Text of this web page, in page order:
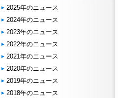
2025年のニュース
2024年のニュース
2023年のニュース
2022年のニュース
2021年のニュース
2020年のニュース
2019年のニュース
2018年のニュース